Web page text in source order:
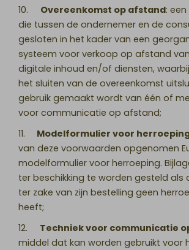
10. Overeenkomst op afstand:
die tussen de ondernemer en de
gesloten in het kader van een
systeem voor verkoop op afstand
digitale inhoud en/of diensten,
het sluiten van de overeenkomst
gebruik gemaakt wordt van één of
voor communicatie op afstand;
11.
Modelformulier voor
van deze voorwaarden opgenomen
modelformulier voor herroeping.
ter beschikking te worden gesteld als
ter zake van zijn bestelling geen
heeft;
12. Techniek voor communicatie
middel dat kan worden gebruikt voor